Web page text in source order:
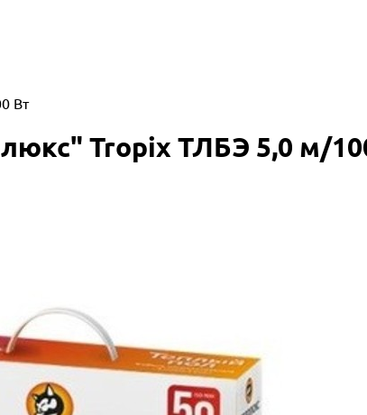
Вт
Tropix ТЛБЭ 5,0 м/